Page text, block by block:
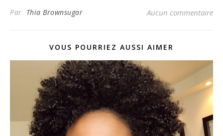
Par Thia Brownsugar Aucun commentaire
VOUS POURRIEZ AUSSI AIMER